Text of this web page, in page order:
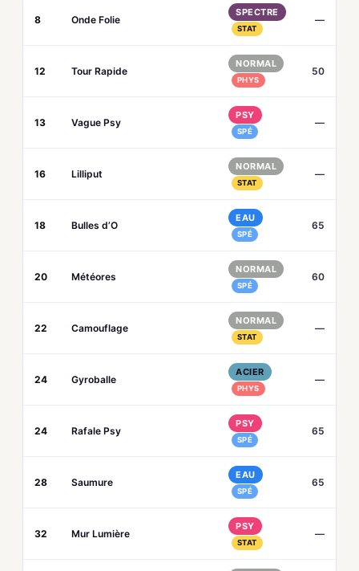
8 Onde Folie
SPECTRE
STAT
—
12 Tour Rapide
NORMAL
PHYS
50
13 Vague Psy
PSY
SPÉ
—
16 Lilliput
NORMAL
STAT
—
18 Bulles d’O
EAU
SPÉ
65
20 Météores
NORMAL
SPÉ
60
22 Camouflage
NORMAL
STAT
—
24 Gyroballe
ACIER
PHYS
—
24 Rafale Psy
PSY
SPÉ
65
28 Saumure
EAU
SPÉ
65
32 Mur Lumière
PSY
STAT
—